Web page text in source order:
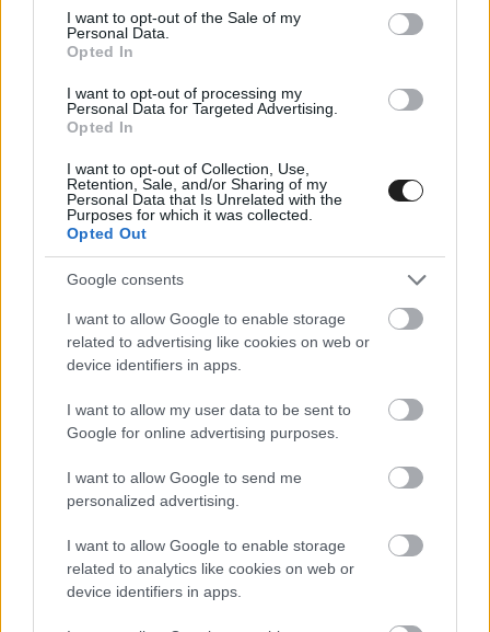
consent section.
I want to opt-out of the Sale of my
Personal Data.
Opted In
I want to opt-out of processing my
Personal Data for Targeted Advertising.
Opted In
I want to opt-out of Collection, Use,
Retention, Sale, and/or Sharing of my
Personal Data that Is Unrelated with the
Purposes for which it was collected.
Opted Out
Google consents
I want to allow Google to enable storage
related to advertising like cookies on web or
device identifiers in apps.
I want to allow my user data to be sent to
Google for online advertising purposes.
I want to allow Google to send me
personalized advertising.
I want to allow Google to enable storage
related to analytics like cookies on web or
device identifiers in apps.
Az ORB módosult versenynaptára
Március 27–29.: Veszprém Rally
Április 24–25.:Moldava Rally
Július 17–19.:Kaposvár Rally
Szeptember 11–12.:Győr Rally